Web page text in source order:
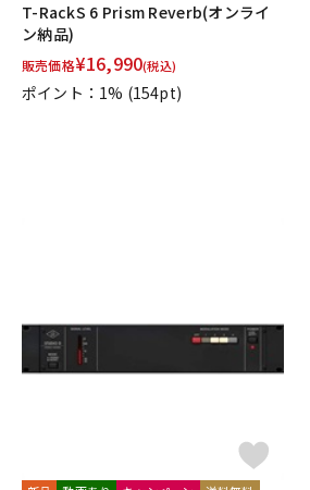
T-RackS 6 Prism Reverb(オンライ
ン納品)
販売価格¥16,990(税込)
ポイント：1% (154pt)